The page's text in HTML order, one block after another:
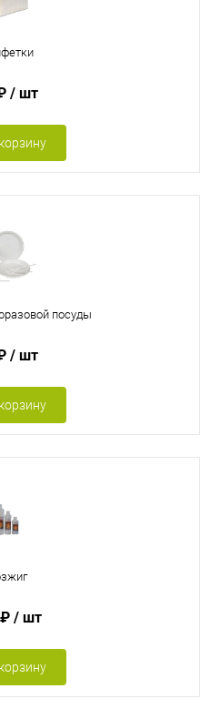
/ шт
посуды
/ шт
/ шт